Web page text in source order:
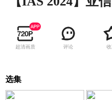
超清画质 评论 收
选集